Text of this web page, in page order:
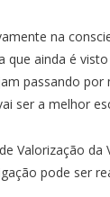
na
que ainda é
passando
ser a melhor
Valorização da
pode ser